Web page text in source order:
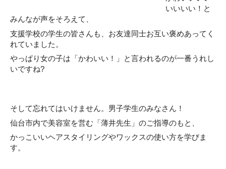
いいいい！と
みんなが声をそろえて、
支援学校の学生の皆さんも、お友達同士お互い褒めあってく
れていました。
やっぱり女の子は「かわいい！」と言われるのが一番うれし
いですね?
そして忘れてはいけません。男子学生のみなさん！
仙台市内で美容室を営む「薄井先生」のご指導のもと、
かっこいいヘアスタイリングやワックスの使い方を学びま
す。